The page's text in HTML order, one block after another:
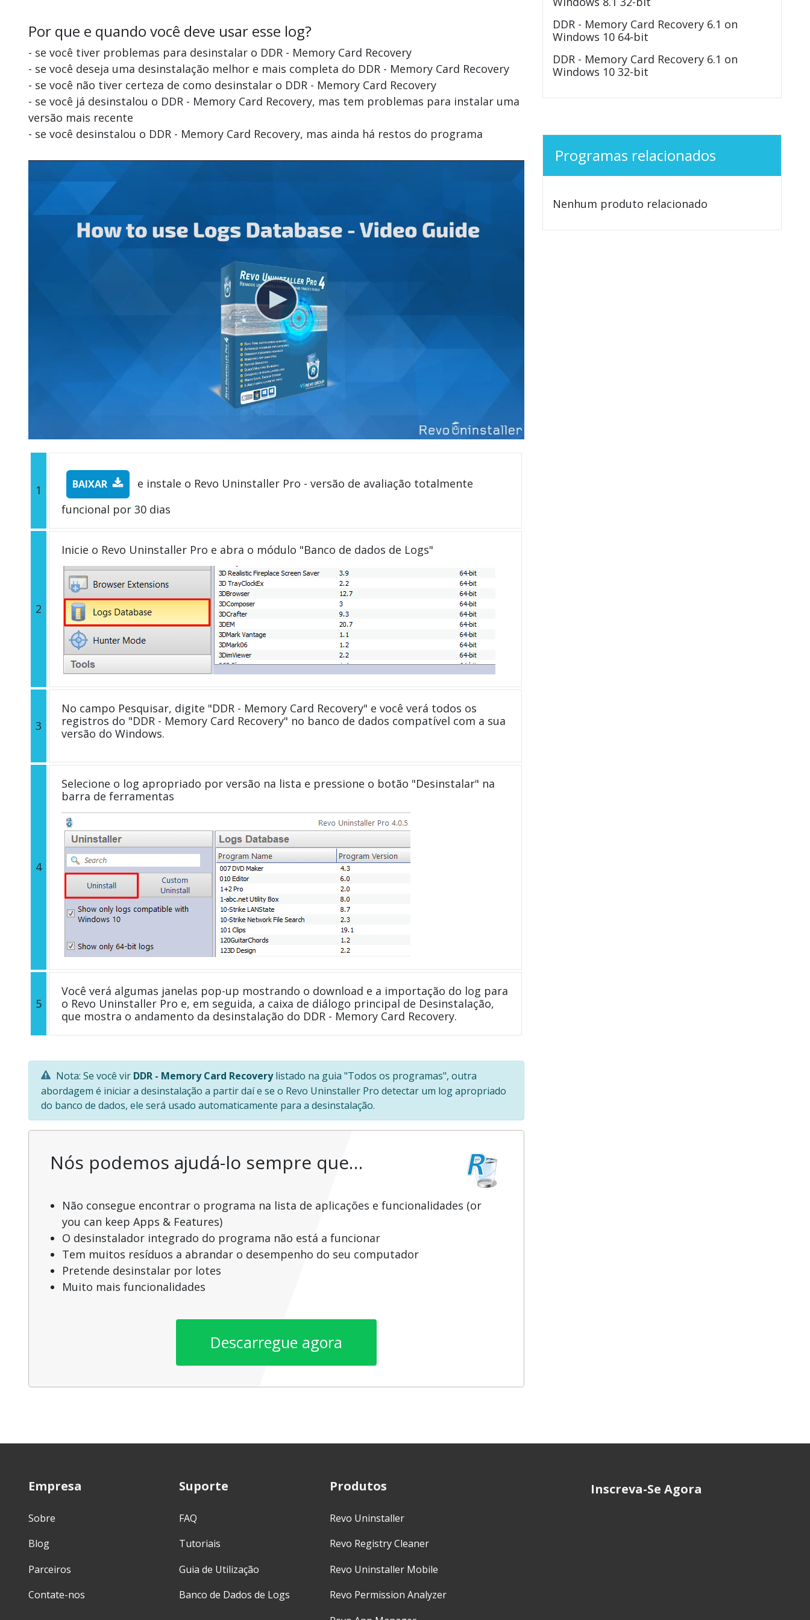
Por que e quando você deve usar esse log?
- se você tiver problemas para desinstalar o DDR - Memory Card Recovery
- se você deseja uma desinstalação melhor e mais completa do DDR - Memory Card Recovery
- se você não tiver certeza de como desinstalar o DDR - Memory Card Recovery
- se você já desinstalou o DDR - Memory Card Recovery, mas tem problemas para instalar uma
versão mais recente
- se você desinstalou o DDR - Memory Card Recovery, mas ainda há restos do programa
1 BAIXAR
e instale o Revo Uninstaller Pro - versão de avaliação totalmente
funcional por 30 dias
2
Inicie o Revo Uninstaller Pro e abra o módulo "Banco de dados de Logs"
3
No campo Pesquisar, digite "DDR - Memory Card Recovery" e você verá todos os
registros do "DDR - Memory Card Recovery" no banco de dados compatível com a sua
versão do Windows.
4
Selecione o log apropriado por versão na lista e pressione o botão "Desinstalar" na
barra de ferramentas
5
Você verá algumas janelas pop-up mostrando o download e a importação do log para
o Revo Uninstaller Pro e, em seguida, a caixa de diálogo principal de Desinstalação,
que mostra o andamento da desinstalação do DDR - Memory Card Recovery.
Nota: Se você vir DDR - Memory Card Recoverylistado na guia "Todos os programas", outra
abordagem é iniciar a desinstalação a partir daí e se o Revo Uninstaller Pro detectar um log apropriado
do banco de dados, ele será usado automaticamente para a desinstalação.
Nós podemos ajudá-lo sempre que…
Não consegue encontrar o programa na lista de aplicações e funcionalidades (or
you can keep Apps & Features)
O desinstalador integrado do programa não está a funcionar
Tem muitos resíduos a abrandar o desempenho do seu computador
Pretende desinstalar por lotes
Muito mais funcionalidades
Descarregue agora
DDR - Memory Card Recovery 6.1 on
Windows 10 64-bit
DDR - Memory Card Recovery 6.1 on
Windows 10 32-bit
Programas relacionados
Nenhum produto relacionado
Empresa
Sobre
Blog
Parceiros
Contate-nos
Suporte
FAQ
Tutoriais
Guia de Utilização
Banco de Dados de Logs
Produtos
Revo Uninstaller
Revo Registry Cleaner
Revo Uninstaller Mobile
Revo Permission Analyzer
Inscreva-Se Agora